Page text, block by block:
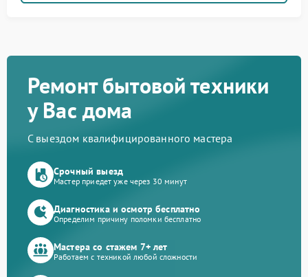
Ремонт бытовой техники
у Вас дома
С выездом квалифицированного мастера
Срочный выезд
Мастер приедет уже через 30 минут
Диагностика и осмотр бесплатно
Определим причину поломки бесплатно
Мастера со стажем 7+ лет
Работаем с техникой любой сложности